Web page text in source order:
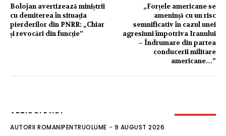
Bolojan avertizează miniștrii
cu demiterea în situația
pierderilor din PNRR: „Chiar
și revocări din funcție”
„Forțele americane se
amenință cu un risc
semnificativ în cazul unei
agresiuni împotriva Iranului
– Îndrumare din partea
conducerii militare
americane…”
ARTICOLE NOI
AUTORII ROMANIPENTRUOLUME - 9 AUGUST 2026